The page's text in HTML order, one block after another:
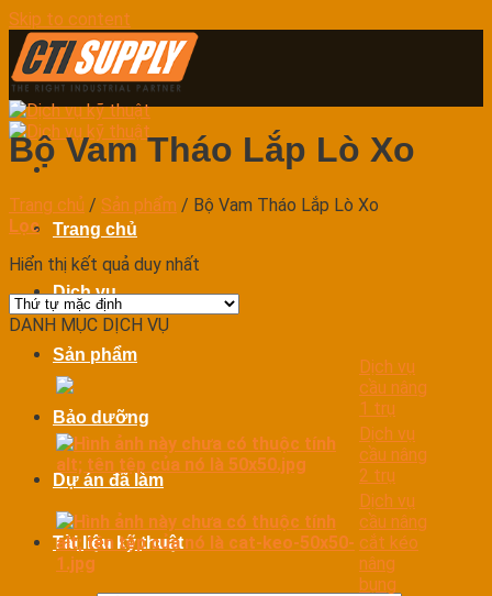
Skip to content
Trang chủ
Dịch vụ
Sản phẩm
Bảo dưỡng
Dự án đã làm
Tài liệu kỹ thuật
Bộ Vam Tháo Lắp Lò Xo
Trang chủ / Sản phẩm / Bộ Vam Tháo Lắp Lò Xo
Lọc
Hiển thị kết quả duy nhất
DANH MỤC DỊCH VỤ
Dịch vụ
cầu nâng
1 trụ
Dịch vụ
cầu nâng
2 trụ
Dịch vụ
cầu nâng
cắt kéo
nâng
bụng